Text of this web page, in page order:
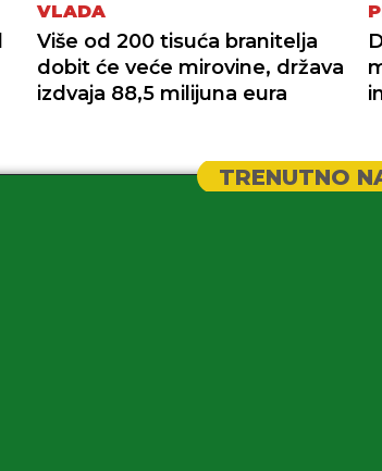
VLADA
Više od 200 tisuća branitelja
dobit će veće mirovine, država
izdvaja 88,5 milijuna eura
TRENUTNO